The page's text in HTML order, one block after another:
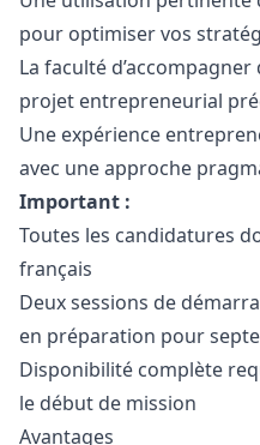
pour optimiser vos
La faculté
projet entrepreneurial
Une expérience
avec une approche
Important :
Toutes les candidatures
français
Deux sessions de
en préparation pour
Disponibilité complète
le début de mission
Avantages